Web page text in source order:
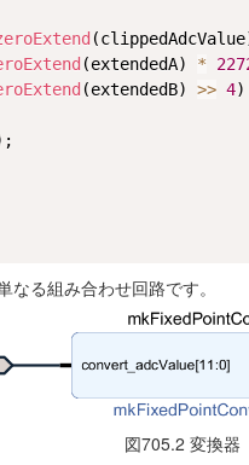
(extendedA) *
(extendedB) >> 4)
る組み合わせ回路です。
図705.2 変換器